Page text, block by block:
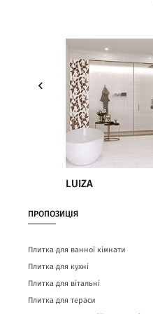
LUIZA
ПРОПОЗИЦІЯ
Плитка для ванної кімнати
Плитка для кухні
Плитка для вітальні
Плитка для тераси